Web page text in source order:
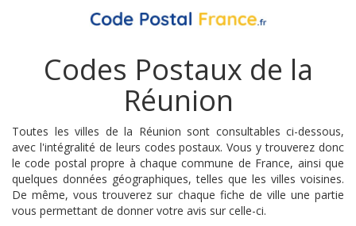
Codes Postaux de la
Réunion
Toutes les villes de la Réunion sont consultables ci-dessous,
avec l'intégralité de leurs codes postaux. Vous y trouverez donc
le code postal propre à chaque commune de France, ainsi que
quelques données géographiques, telles que les villes voisines.
De même, vous trouverez sur chaque fiche de ville une partie
vous permettant de donner votre avis sur celle-ci.